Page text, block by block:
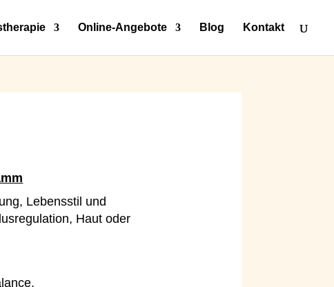
Online-Angebote Blog Kontakt
Lebensstil und
Haut oder